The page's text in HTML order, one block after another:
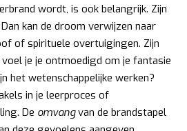
wordt, is ook belangrijk. Zijn
kan de droom verwijzen naar
of spirituele overtuigingen. Zijn
je je ontmoedigd om je fantasie
het wetenschappelijke werken?
in je leerproces of
De omvangvan de brandstapel